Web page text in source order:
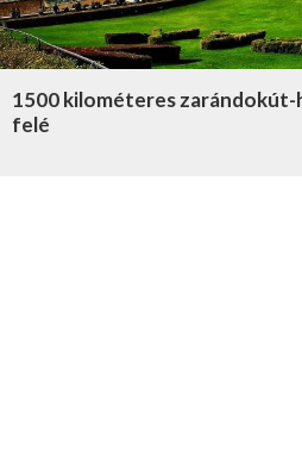
1500 kilométeres zarándokút-
felé